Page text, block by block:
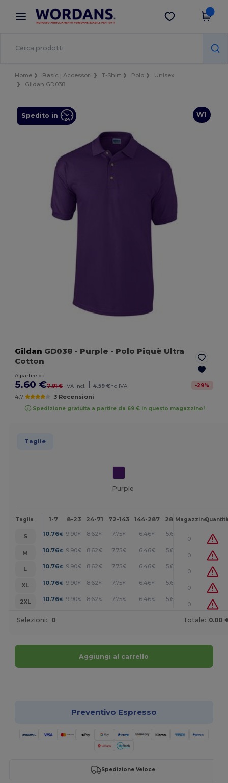
× App Wordans
Prezzi migliori sull'app!
Scarica app
Home Basic | Accessori T-Shirt Polo
Unisex
Gildan GD038
W1
Spedito in
Gildan GD038 - Purple - Polo Piquè Ultra
Cotton
A partire da
5.60 €7.91 € IVA incl. | 4.59 €no IVA -29%
4.7 3 Recensioni
Spedizione gratuita a partire da 69 € in questo magazzino!
Taglie
Purple
Taglia 1-7 8-23 24-71 72-143 144-287 288 + Altri
Magazzino
S 10.76€ 9.90€ 8.62 € 7.75€ 6.46€ 5.60
0
M
10.76€ 9.90€ 8.62 € 7.75€ 6.46€ 5.60
0
L
10.76€ 9.90€ 8.62 € 7.75€ 6.46€ 5.60
0
XL
10.76€ 9.90€ 8.62 € 7.75€ 6.46€ 5.60
0
2XL
10.76€ 9.90€ 8.62 € 7.75€ 6.46€ 5.60
0
Selezioni: 0 Totale: 0.00
Aggiungi al carrello
Preventivo Espresso
Spedizione Veloce